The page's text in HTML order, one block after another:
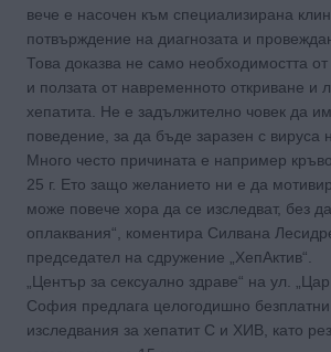
вече е насочен към специализирана
потвърждение на диагнозата и
Това доказва не само необходимостта
и ползата от навременното откриване и
хепатита. Не е задължително човек да
поведение, за да бъде заразен с вируса
Много често причината е например
25 г. Ето защо желанието ни е да
може повече хора да се изследват, без
оплаквания“, коментира Силвана
председател на сдружение „ХепАктив“.
„Център за сексуално здраве“ на ул.
София предлага целогодишно
изследвания за хепатит С и ХИВ, като